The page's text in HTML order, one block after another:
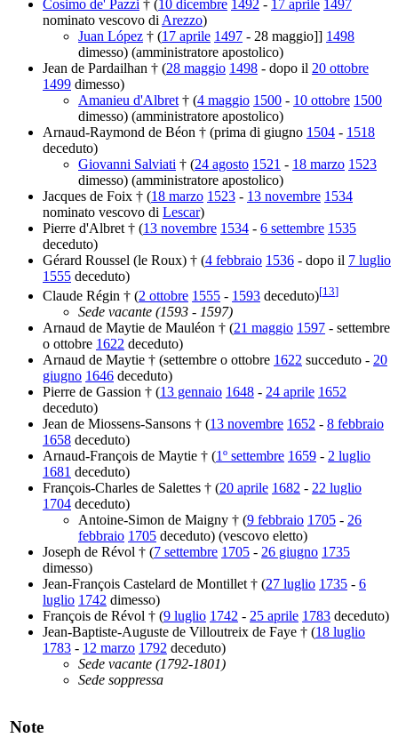
Cosimo de' Pazzi † (10 dicembre 1492 - 17 aprile 1497
nominato vescovo di Arezzo)
Juan López † (17 aprile 1497 - 28 maggio]] 1498
dimesso) (amministratore apostolico)
Jean de Pardailhan † (28 maggio 1498 - dopo il 20 ottobre
1499 dimesso)
Amanieu d'Albret † (4 maggio 1500 - 10 ottobre 1500
dimesso) (amministratore apostolico)
Arnaud-Raymond de Béon † (prima di giugno 1504 - 1518
deceduto)
Giovanni Salviati † (24 agosto 1521 - 18 marzo 1523
dimesso) (amministratore apostolico)
Jacques de Foix † (18 marzo 1523 - 13 novembre 1534
nominato vescovo di Lescar)
Pierre d'Albret † (13 novembre 1534 - 6 settembre 1535
deceduto)
Gérard Roussel (le Roux) † (4 febbraio 1536 - dopo il 7 luglio
1555 deceduto)
Claude Régin † (2 ottobre 1555 - 1593 deceduto)[13]
Sede vacante (1593 - 1597)
Arnaud de Maytie de Mauléon † (21 maggio 1597 - settembre
o ottobre 1622 deceduto)
Arnaud de Maytie † (settembre o ottobre 1622 succeduto - 20
giugno 1646 deceduto)
Pierre de Gassion † (13 gennaio 1648 - 24 aprile 1652
deceduto)
Jean de Miossens-Sansons † (13 novembre 1652 - 8 febbraio
1658 deceduto)
Arnaud-François de Maytie † (1º settembre 1659 - 2 luglio
1681 deceduto)
François-Charles de Salettes † (20 aprile 1682 - 22 luglio
1704 deceduto)
Antoine-Simon de Maigny † (9 febbraio 1705 - 26
febbraio 1705 deceduto) (vescovo eletto)
Joseph de Révol † (7 settembre 1705 - 26 giugno 1735
dimesso)
Jean-François Castelard de Montillet † (27 luglio 1735 - 6
luglio 1742 dimesso)
François de Révol † (9 luglio 1742 - 25 aprile 1783 deceduto)
Jean-Baptiste-Auguste de Villoutreix de Faye † (18 luglio
1783 - 12 marzo 1792 deceduto)
Sede vacante (1792-1801)
Sede soppressa
Note